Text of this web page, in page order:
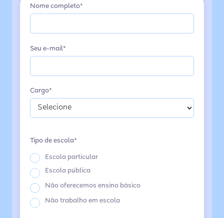
Nome completo*
Seu e-mail*
Cargo*
Tipo de escola*
Escola particular
Escola pública
Não oferecemos ensino básico
Não trabalho em escola